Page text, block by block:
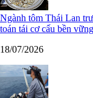
Ngành tôm Thái Lan
toán tái cơ cấu bền vững
18/07/2026